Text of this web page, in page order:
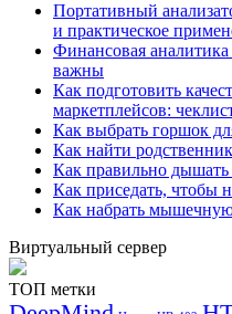
Портативный
и практическое
Финансовая аналитика
важны
Как подготовить
маркетплейсов:
Как выбрать горшок
Как найти
Как правильно
Как приседать, чтобы
Как набрать
Виртуальный сервер
ТОП метки